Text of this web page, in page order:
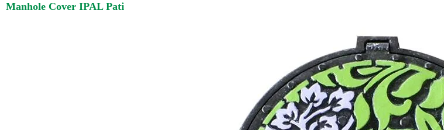
Manhole Cover IPAL Pati